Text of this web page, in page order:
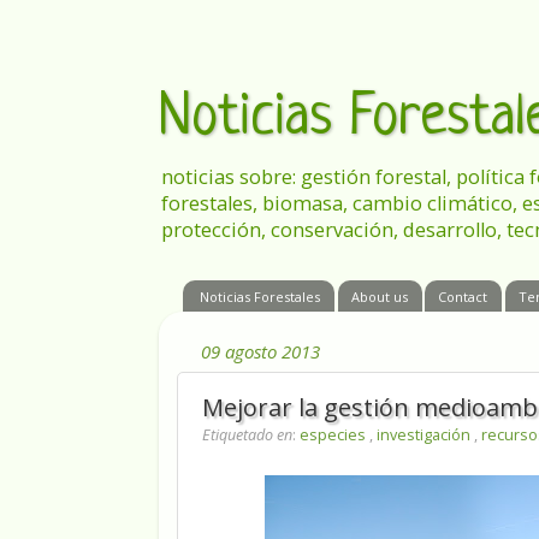
Noticias
noticias sobre: gestión forestal, política
forestales, biomasa, cambio climático,
protección, conservación, desarrollo,
Noticias Forestales About us Contact
09 agosto 2013
Mejorar la gestión
Etiquetado en: especies , investigación ,